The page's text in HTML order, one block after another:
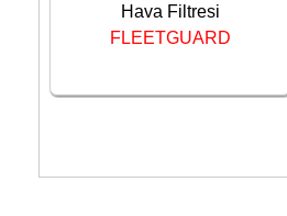
Hava Filtresi
FLEETGUARD